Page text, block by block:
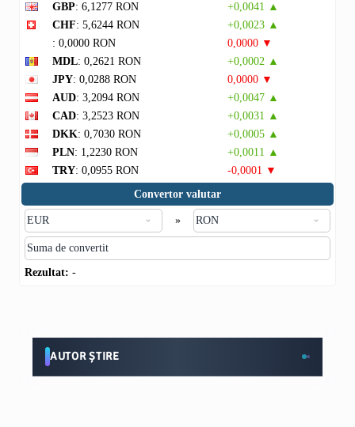
GBP: 6,1277 RON
+0,0041 ▲
CHF: 5,6244 RON
+0,0023 ▲
: 0,0000 RON
0,0000 ▼
MDL: 0,2621 RON
+0,0002 ▲
JPY: 0,0288 RON
0,0000 ▼
AUD: 3,2094 RON
+0,0047 ▲
CAD: 3,2523 RON
+0,0031 ▲
DKK: 0,7030 RON
+0,0005 ▲
PLN: 1,2230 RON
+0,0011 ▲
TRY: 0,0955 RON
-0,0001 ▼
Convertor valutar
»
Rezultat: -
AUTOR ȘTIRE